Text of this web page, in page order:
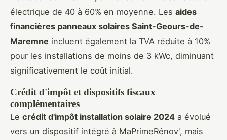
électrique de 40 à 60% en moyenne. Les aides
financières panneaux solaires Saint-Geours-de-
Maremne incluent également la TVA réduite à 10%
pour les installations de moins de 3 kWc, diminuant
significativement le coût initial.
Crédit d'impôt et dispositifs fiscaux
complémentaires
Le crédit d'impôt installation solaire 2024 a évolué
vers un dispositif intégré à MaPrimeRénov', mais